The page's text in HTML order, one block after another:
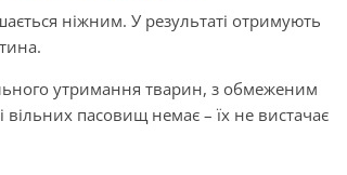
ніжним. У результаті отримують
утримання тварин, з обмеженим
пасовищ немає – їх не вистачає